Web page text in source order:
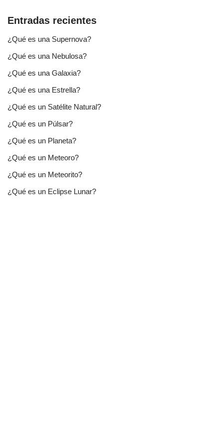
Entradas recientes
¿Qué es una Supernova?
¿Qué es una Nebulosa?
¿Qué es una Galaxia?
¿Qué es una Estrella?
¿Qué es un Satélite Natural?
¿Qué es un Púlsar?
¿Qué es un Planeta?
¿Qué es un Meteoro?
¿Qué es un Meteorito?
¿Qué es un Eclipse Lunar?